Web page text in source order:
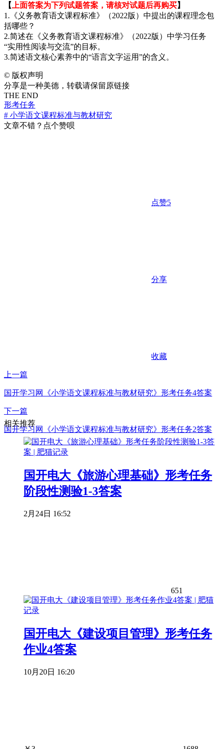
【 上面答案为下列试题答案，请核对试题后再购买】
1.《义务教育语文课程标准》（2022版）中提出的课程理念包
括哪些？
2.简述在《义务教育语文课程标准》（2022版）中学习任务
“实用性阅读与交流”的目标。
3.简述语文核心素养中的“语言文字运用”的含义。
© 版权声明
分享是一种美德，转载请保留原链接
THE END
形考任务
# 小学语文课程标准与教材研究
文章不错？点个赞呗
点赞5
分享
收藏
上一篇
国开学习网《小学语文课程标准与教材研究》形考任务4答案
下一篇
国开学习网《小学语文课程标准与教材研究》形考任务2答案
相关推荐
国开电大《旅游心理基础》形考任务
阶段性测验1-3答案
2月24日 16:52
651
国开电大《建设项目管理》形考任务
作业4答案
10月20日 16:20